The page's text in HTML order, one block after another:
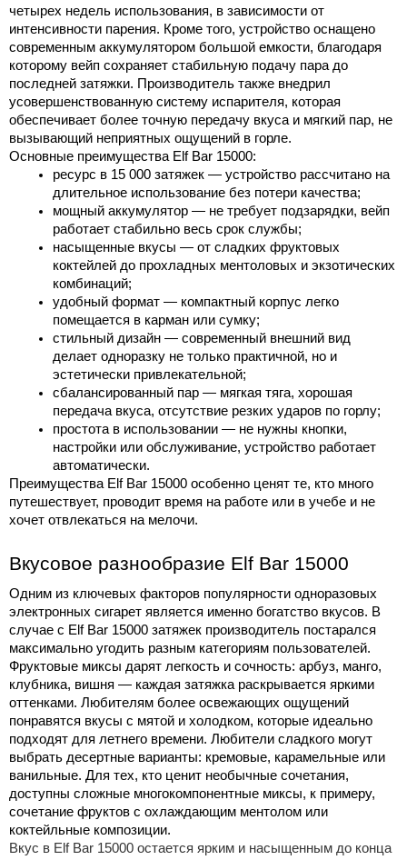
четырех недель использования, в зависимости от
интенсивности парения. Кроме того, устройство оснащено
современным аккумулятором большой емкости, благодаря
которому вейп сохраняет стабильную подачу пара до
последней затяжки. Производитель также внедрил
усовершенствованную систему испарителя, которая
обеспечивает более точную передачу вкуса и мягкий пар, не
вызывающий неприятных ощущений в горле.
Основные преимущества Elf Bar 15000:
ресурс в 15 000 затяжек — устройство рассчитано на
длительное использование без потери качества;
мощный аккумулятор — не требует подзарядки, вейп
работает стабильно весь срок службы;
насыщенные вкусы — от сладких фруктовых
коктейлей до прохладных ментоловых и экзотических
комбинаций;
удобный формат — компактный корпус легко
помещается в карман или сумку;
стильный дизайн — современный внешний вид
делает одноразку не только практичной, но и
эстетически привлекательной;
сбалансированный пар — мягкая тяга, хорошая
передача вкуса, отсутствие резких ударов по горлу;
простота в использовании — не нужны кнопки,
настройки или обслуживание, устройство работает
автоматически.
Преимущества Elf Bar 15000 особенно ценят те, кто много
путешествует, проводит время на работе или в учебе и не
хочет отвлекаться на мелочи.
Вкусовое разнообразие Elf Bar 15000
Одним из ключевых факторов популярности одноразовых
электронных сигарет является именно богатство вкусов. В
случае с Elf Bar 15000 затяжек производитель постарался
максимально угодить разным категориям пользователей.
Фруктовые миксы дарят легкость и сочность: арбуз, манго,
клубника, вишня — каждая затяжка раскрывается яркими
оттенками. Любителям более освежающих ощущений
понравятся вкусы с мятой и холодком, которые идеально
подходят для летнего времени. Любители сладкого могут
выбрать десертные варианты: кремовые, карамельные или
ванильные. Для тех, кто ценит необычные сочетания,
доступны сложные многокомпонентные миксы, к примеру,
сочетание фруктов с охлаждающим ментолом или
коктейльные композиции.
Вкус в Elf Bar 15000 остается ярким и насыщенным до конца